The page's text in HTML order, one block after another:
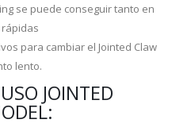
se puede conseguir tanto en
para cambiar el Jointed Claw
lento.
JOINTED